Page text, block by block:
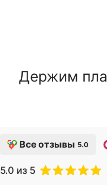
Держим
Все отзывы 5.0
5.0 из 5